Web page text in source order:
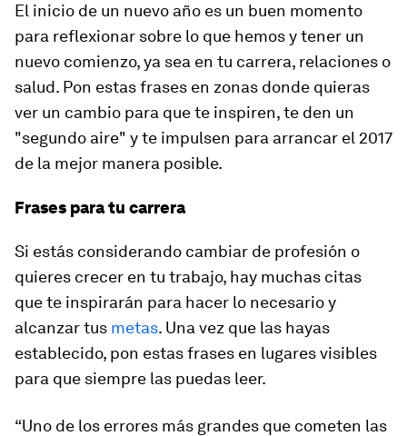
El inicio de un nuevo año es un buen momento
para reflexionar sobre lo que hemos y tener un
nuevo comienzo, ya sea en tu carrera, relaciones o
salud. Pon estas frases en zonas donde quieras
ver un cambio para que te inspiren, te den un
"segundo aire" y te impulsen para arrancar el 2017
de la mejor manera posible.
Frases para tu carrera
Si estás considerando cambiar de profesión o
quieres crecer en tu trabajo, hay muchas citas
que te inspirarán para hacer lo necesario y
alcanzar tus metas. Una vez que las hayas
establecido, pon estas frases en lugares visibles
para que siempre las puedas leer.
“Uno de los errores más grandes que cometen las